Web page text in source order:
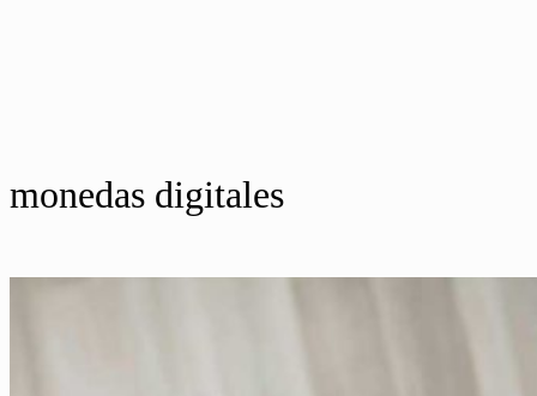
monedas digitales